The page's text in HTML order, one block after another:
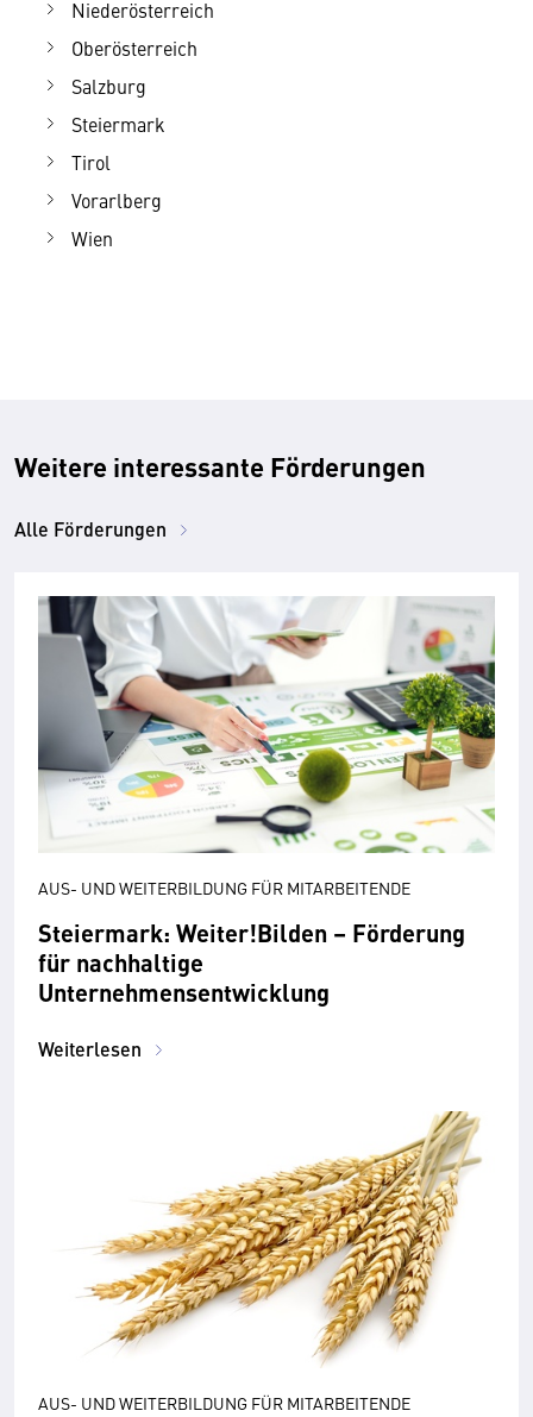
Niederösterreich
Oberösterreich
Salzburg
Steiermark
Tirol
Vorarlberg
Wien
Weitere interessante Förderungen
Alle Förderungen
AUS- UND WEITERBILDUNG FÜR MITARBEITENDE
Steiermark: Weiter!Bilden – Förderung
für nachhaltige
Unternehmensentwicklung
Weiterlesen
AUS- UND WEITERBILDUNG FÜR MITARBEITENDE